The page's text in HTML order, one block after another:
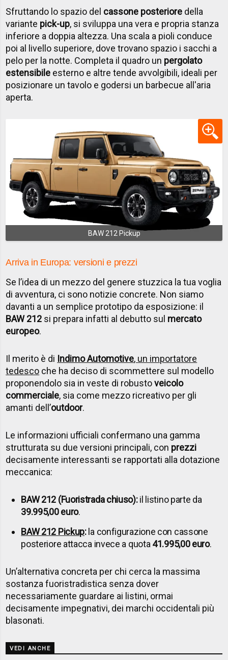
Sfruttando lo spazio del cassone posteriore della
variante pick-up, si sviluppa una vera e propria stanza
inferiore a doppia altezza. Una scala a pioli conduce
poi al livello superiore, dove trovano spazio i sacchi a
pelo per la notte. Completa il quadro un pergolato
estensibile esterno e altre tende avvolgibili, ideali per
posizionare un tavolo e godersi un barbecue all'aria
aperta.
BAW 212 Pickup
Arriva in Europa: versioni e prezzi
Se l’idea di un mezzo del genere stuzzica la tua voglia
di avventura, ci sono notizie concrete. Non siamo
davanti a un semplice prototipo da esposizione: il
BAW 212 si prepara infatti al debutto sul mercato
europeo.
Il merito è di Indimo Automotive, un importatore
tedesco che ha deciso di scommettere sul modello
proponendolo sia in veste di robustoveicolo
commerciale, sia come mezzo ricreativo per gli
amanti dell’outdoor.
Le informazioni ufficiali confermano una gamma
strutturata su due versioni principali, con prezzi
decisamente interessanti se rapportati alla dotazione
meccanica:
BAW 212 (Fuoristrada chiuso):il listino parte da
39.995,00 euro.
BAW 212 Pickup:la configurazione con cassone
posteriore attacca invece a quota41.995,00 euro.
Un’alternativa concreta per chi cerca la massima
sostanza fuoristradistica senza dover
necessariamente guardare ai listini, ormai
decisamente impegnativi, dei marchi occidentali più
blasonati.
VEDI ANCHE